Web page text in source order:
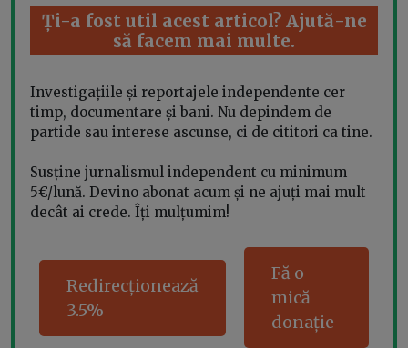
Ți-a fost util acest articol? Ajută-ne
să facem mai multe.
Investigațiile și reportajele independente cer
timp, documentare și bani. Nu depindem de
partide sau interese ascunse, ci de cititori ca tine.
Susține jurnalismul independent cu minimum
5€/lună. Devino abonat acum și ne ajuți mai mult
decât ai crede. Îți mulțumim!
Redirecționează
3.5%
Fă o
mică
donație